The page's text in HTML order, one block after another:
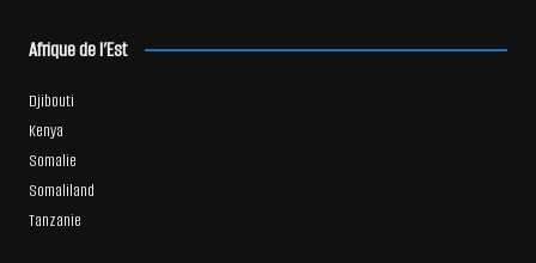
Afrique de l’Est
Djibouti
Kenya
Somalie
Somaliland
Tanzanie